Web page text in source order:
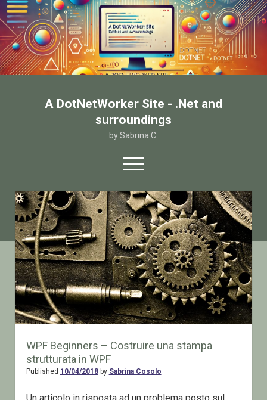
A DotNetWorker Site - .Net and
surroundings
by Sabrina C.
open
menu
twitterfacebook
email-form
Home
Chi sono
Contatto
WPF Beginners – Costruire una stampa
strutturata in WPF
Published 10/04/2018by Sabrina Cosolo